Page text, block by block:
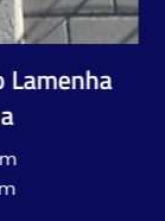
Lamenha